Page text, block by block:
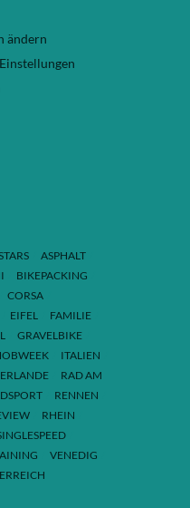
ändern
ASPHALT
BIKEPACKING
CORSA
EIFEL
FAMILIE
GRAVELBIKE
ITALIEN
RAD AM
RENNEN
RHEIN
VENEDIG